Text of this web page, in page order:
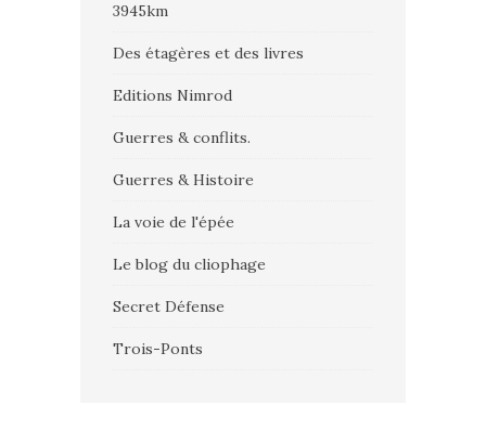
3945km
Des étagères et des livres
Editions Nimrod
Guerres & conflits.
Guerres & Histoire
La voie de l'épée
Le blog du cliophage
Secret Défense
Trois-Ponts